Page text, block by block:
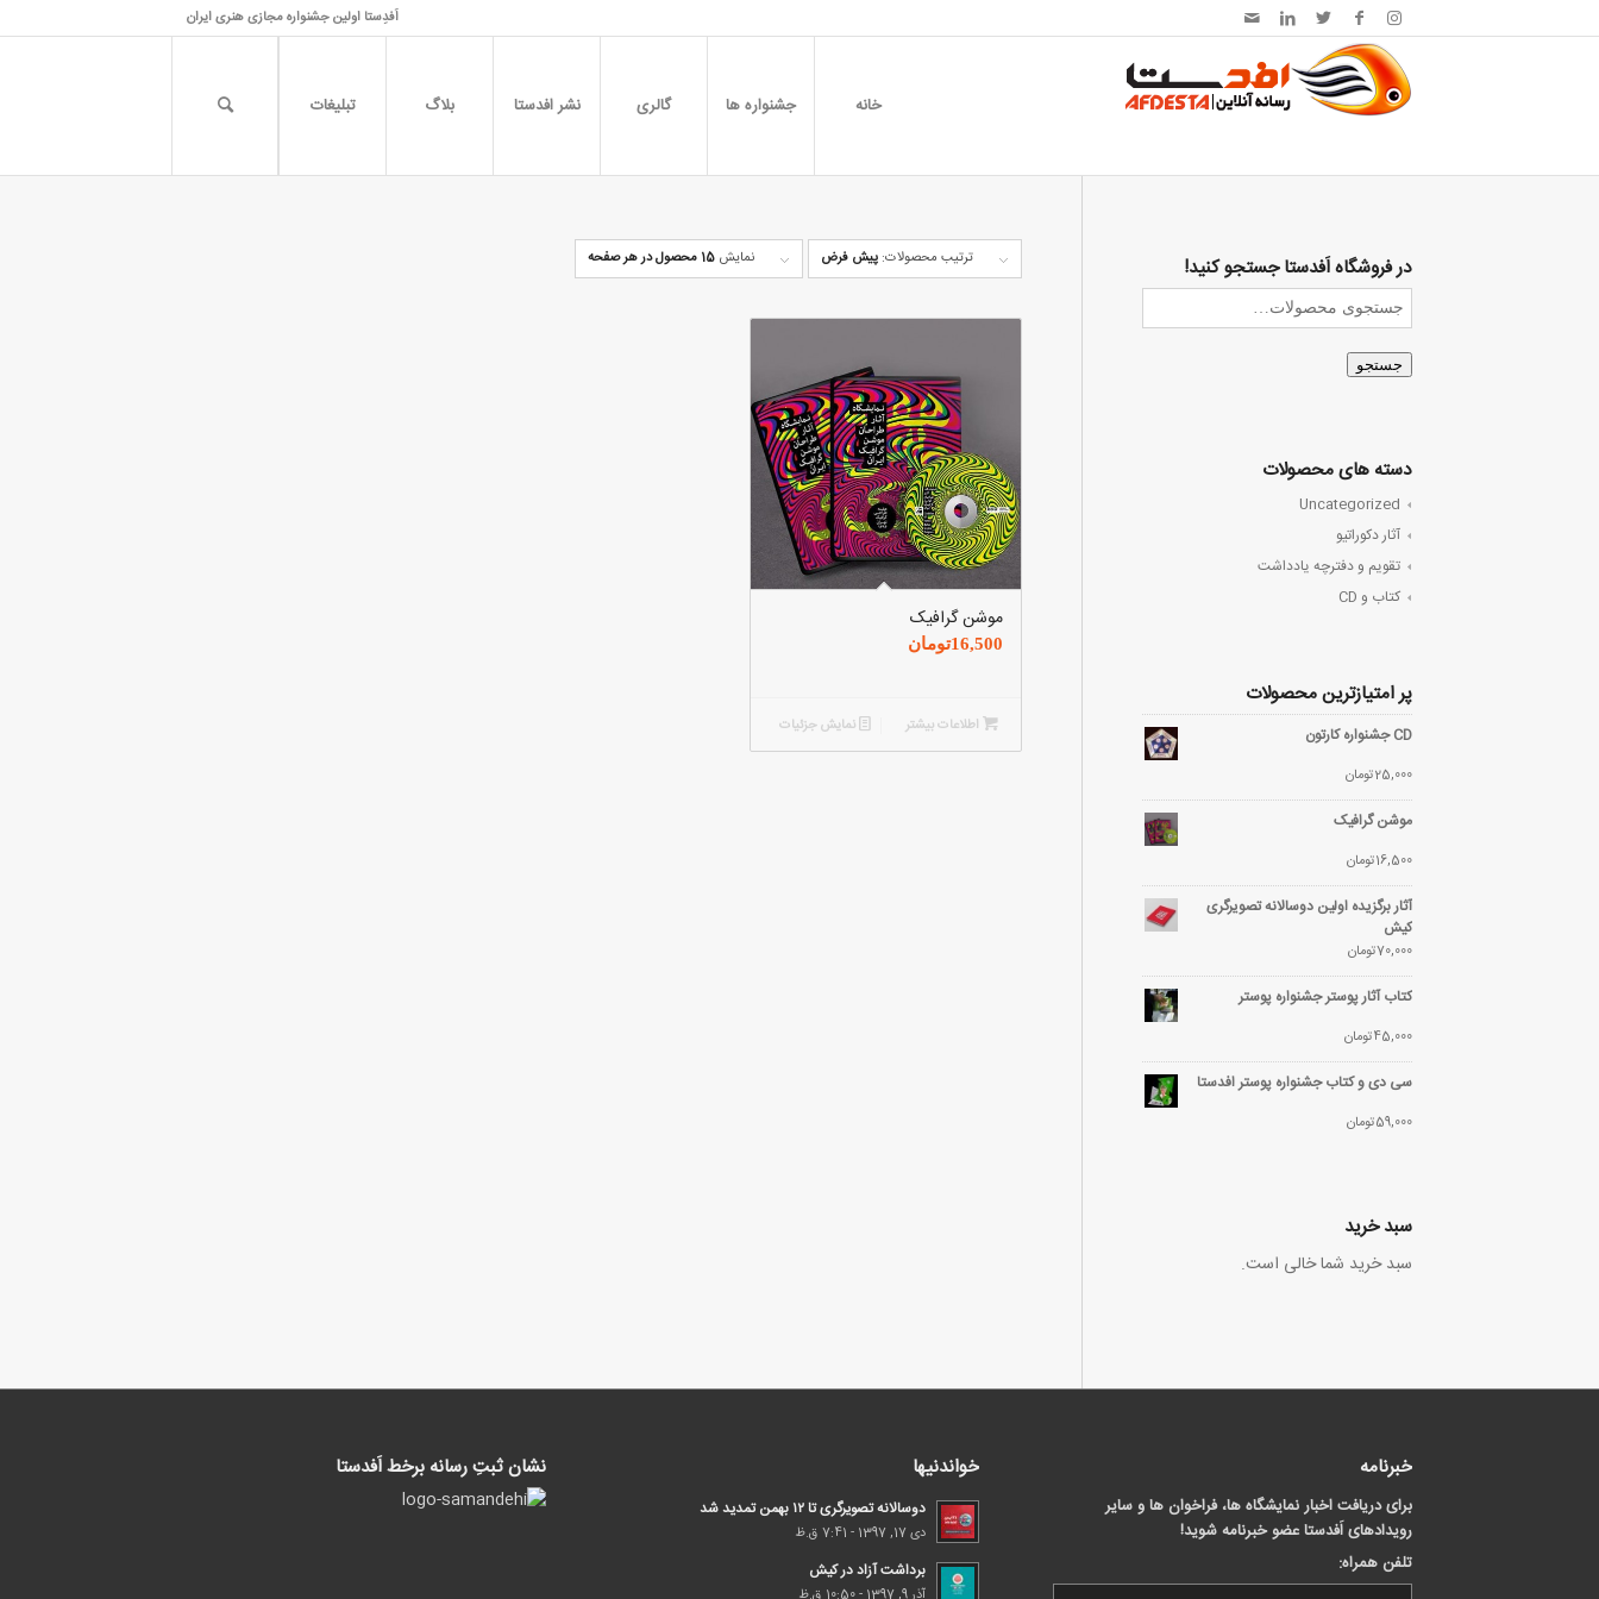
اَفدِستا اولین جشنواره مجازی هنری ایران
خانه جشنواره ها گالری نشر افدستا بلاگ تبلیغات
ترتیب محصولات:پیش فرض نمایش15 محصول در هر صفحه
موشن گرافیک
16,500تومان
اطلاعات بیشتر نمایش جزئیات
در فروشگاه اَفدستا جستجو کنید!
جستجو
دسته های محصولات
Uncategorized
آثار دکوراتیو
تقویم و دفترچه یادداشت
کتاب و CD
پر امتیازترین محصولات
CD جشنواره کارتون
25,000تومان
موشن گرافیک
16,500تومان
آثار برگزیده اولین دوسالانه تصویرگری
کیش
70,000تومان
کتاب آثار پوستر جشنواره پوستر
45,000تومان
سی دی و کتاب جشنواره پوستر افدستا
59,000تومان
سبد خرید
سبد خرید شما خالی است.
خبرنامه
برای دریافت اخبار نمایشگاه ها، فراخوان ها و سایر
رویدادهای اَفدستا عضو خبرنامه شوید!
تلفن همراه:
خواندنیها
دوسالانه تصویرگری تا ۱۲ بهمن تمدید شد
دی 17, 1397 - 7:41 ق.ظ
برداشت آزاد در کیش
نشان ثبتِ رسانه برخط اَفدستا